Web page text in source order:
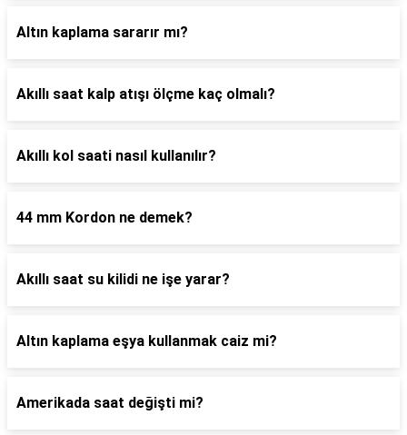
Altın kaplama sararır mı?
Akıllı saat kalp atışı ölçme kaç olmalı?
Akıllı kol saati nasıl kullanılır?
44 mm Kordon ne demek?
Akıllı saat su kilidi ne işe yarar?
Altın kaplama eşya kullanmak caiz mi?
Amerikada saat değişti mi?